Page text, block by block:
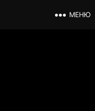
МЕНЮ